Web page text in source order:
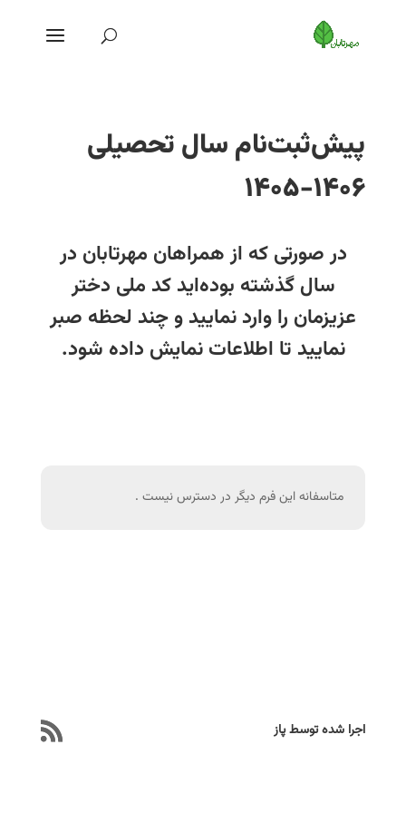
پیش‌ثبت‌نام سال تحصیلی
۱۴۰۶-۱۴۰۵
در صورتی که از همراهان مهرتابان در
سال گذشته بوده‌اید کد ملی دختر
عزیزمان را وارد نمایید و چند لحظه صبر
نمایید تا اطلاعات نمایش داده شود.
متاسفانه این فرم دیگر در دسترس نیست .
اجرا شده توسط پاز